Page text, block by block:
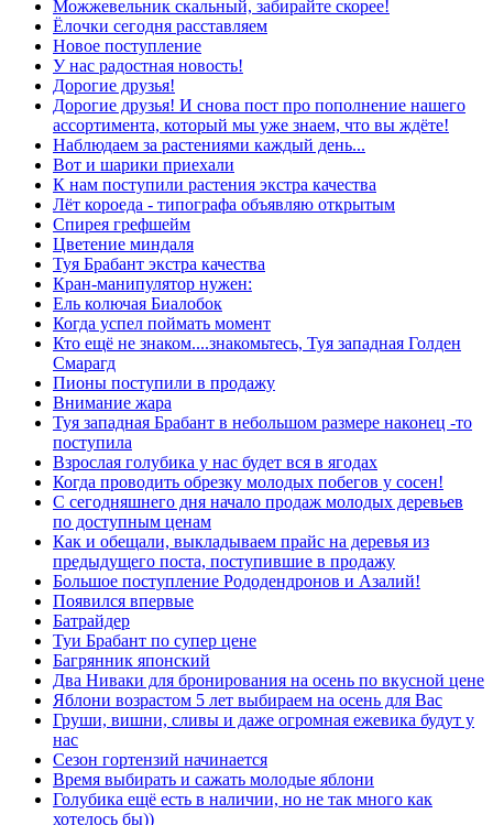
Можжевельник скальный, забирайте скорее!
Ёлочки сегодня расставляем
Новое поступление
У нас радостная новость!
Дорогие друзья!
Дорогие друзья! И снова пост про пополнение нашего
ассортимента, который мы уже знаем, что вы ждёте!
Наблюдаем за растениями каждый день...
Вот и шарики приехали
К нам поступили растения экстра качества
Лёт короеда - типографа объявляю открытым
Спирея грефшейм
Цветение миндаля
Туя Брабант экстра качества
Кран-манипулятор нужен:
Ель колючая Биалобок
Когда успел поймать момент
Кто ещё не знаком....знакомьтесь, Туя западная Голден
Смарагд
Пионы поступили в продажу
Внимание жара
Туя западная Брабант в небольшом размере наконец -то
поступила
Взрослая голубика у нас будет вся в ягодах
Когда проводить обрезку молодых побегов у сосен!
С сегодняшнего дня начало продаж молодых деревьев
по доступным ценам
Как и обещали, выкладываем прайс на деревья из
предыдущего поста, поступившие в продажу
Большое поступление Рододендронов и Азалий!
Появился впервые
Батрайдер
Туи Брабант по супер цене
Багрянник японский
Два Ниваки для бронирования на осень по вкусной цене
Яблони возрастом 5 лет выбираем на осень для Вас
Груши, вишни, сливы и даже огромная ежевика будут у
нас
Сезон гортензий начинается
Время выбирать и сажать молодые яблони
Голубика ещё есть в наличии, но не так много как
хотелось бы))